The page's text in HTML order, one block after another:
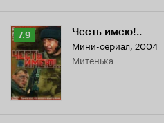
Рейтинг
Кинопоиска
7.9
7.9 Честь имею!..
Мини-сериал, 2004
Митенька